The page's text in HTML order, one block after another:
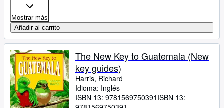
Mostrar más
Añadir al carrito
The New Key to Guatemala (New
key guides)
Harris, Richard
Idioma: Inglés
ISBN 13: 9781569750391 ISBN 13: